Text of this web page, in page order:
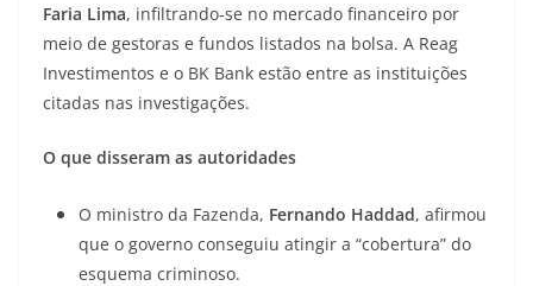
Faria Lima, infiltrando-se no mercado financeiro por
meio de gestoras e fundos listados na bolsa. A Reag
Investimentos e o BK Bank estão entre as instituições
citadas nas investigações.
O que disseram as autoridades
O ministro da Fazenda, Fernando Haddad, afirmou
que o governo conseguiu atingir a “cobertura” do
esquema criminoso.